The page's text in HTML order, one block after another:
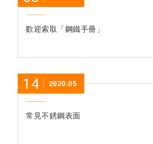
歡迎索取「鋼鐵手冊」
14 2020.05
常見不銹鋼表面